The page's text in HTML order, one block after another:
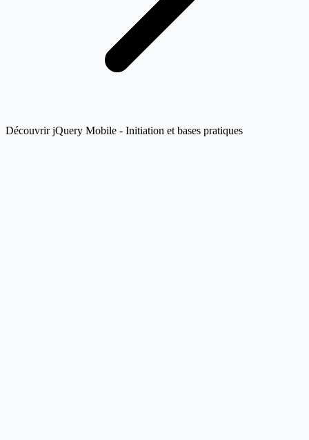
Découvrir jQuery Mobile - Initiation et bases pratiques